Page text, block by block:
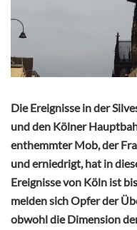
Die Ereignisse in der
und den Kölner
enthemmter Mob, der
und erniedrigt, hat in
Ereignisse von Köln ist
melden sich Opfer der
obwohl die Dimension